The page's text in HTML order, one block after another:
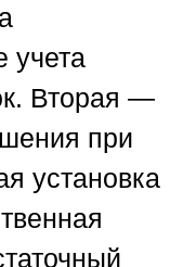
учета
Вторая —
при
установка